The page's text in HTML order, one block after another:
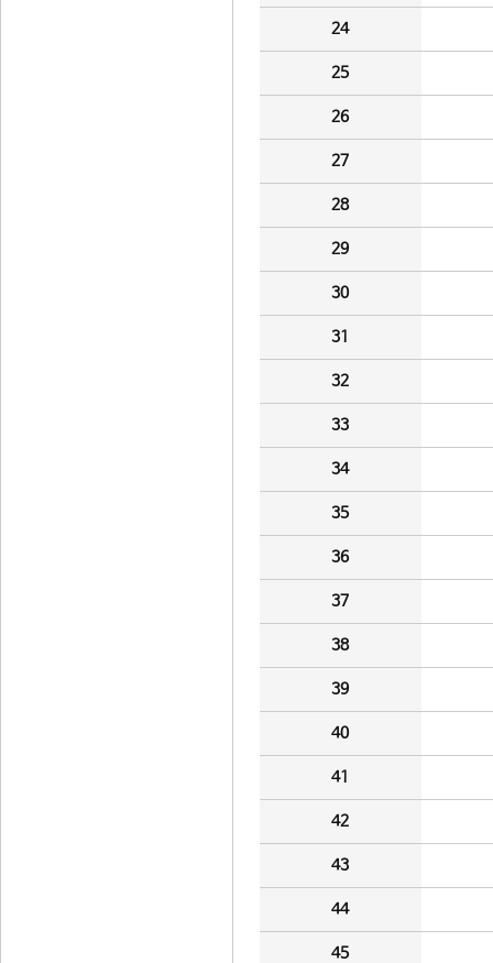
24
25
26
27
28
29
30
31
32
33
34
35
36
37
38
39
40
41
42
43
44
45